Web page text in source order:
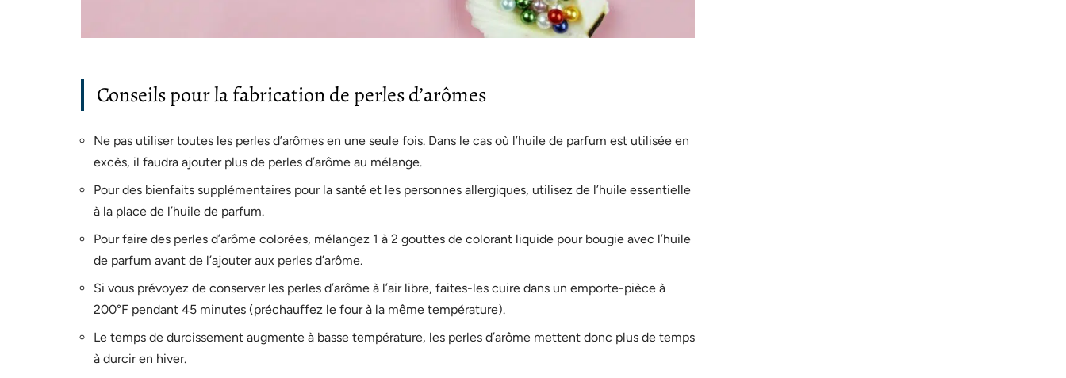
Conseils pour la fabrication de perles d’arômes
Ne pas utiliser toutes les perles d’arômes en une seule fois. Dans le cas où l’huile de parfum est utilisée en
excès, il faudra ajouter plus de perles d’arôme au mélange.
Pour des bienfaits supplémentaires pour la santé et les personnes allergiques, utilisez de l’huile essentielle
à la place de l’huile de parfum.
Pour faire des perles d’arôme colorées, mélangez 1 à 2 gouttes de colorant liquide pour bougie avec l’huile
de parfum avant de l’ajouter aux perles d’arôme.
Si vous prévoyez de conserver les perles d’arôme à l’air libre, faites-les cuire dans un emporte-pièce à
200°F pendant 45 minutes (préchauffez le four à la même température).
Le temps de durcissement augmente à basse température, les perles d’arôme mettent donc plus de temps
à durcir en hiver.